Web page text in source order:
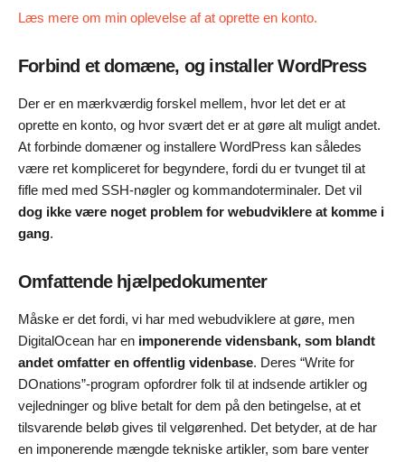
Læs mere om min oplevelse af at oprette en konto.
Forbind et domæne, og installer WordPress
Der er en mærkværdig forskel mellem, hvor let det er at
oprette en konto, og hvor svært det er at gøre alt muligt andet.
At forbinde domæner og installere WordPress kan således
være ret kompliceret for begyndere, fordi du er tvunget til at
fifle med med SSH-nøgler og kommandoterminaler. Det vil
dog ikke være noget problem for webudviklere at komme i
gang.
Omfattende hjælpedokumenter
Måske er det fordi, vi har med webudviklere at gøre, men
DigitalOcean har en imponerende vidensbank, som blandt
andet omfatter en offentlig videnbase. Deres “Write for
DOnations”-program opfordrer folk til at indsende artikler og
vejledninger og blive betalt for dem på den betingelse, at et
tilsvarende beløb gives til velgørenhed. Det betyder, at de har
en imponerende mængde tekniske artikler, som bare venter